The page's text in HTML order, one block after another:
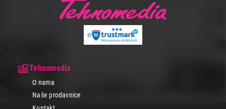
Tehnomedia
O nama
Naše prodavnice